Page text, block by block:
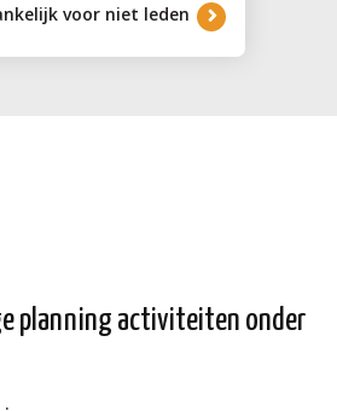
voor niet leden
planning activiteiten onder